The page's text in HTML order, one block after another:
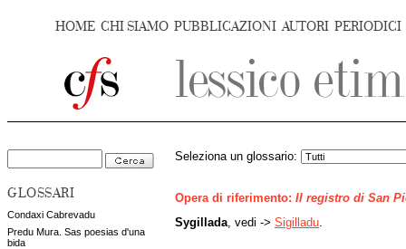
HOME CHI SIAMO PUBBLICAZIONI AUTORI PERIODICI
GLOSSARI
Condaxi Cabrevadu
Predu Mura. Sas poesias d'una
bida
Seleziona un glossario:
Opera di riferimento: Il registro di San
Sygillada , vedi -> Sigilladu